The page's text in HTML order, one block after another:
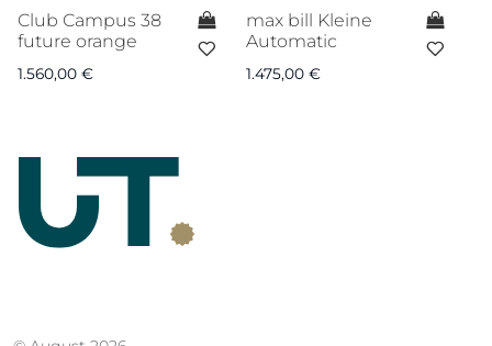
Club Campus 38
future orange
1.560,00 €
max bill Kleine
Automatic
1.475,00 €